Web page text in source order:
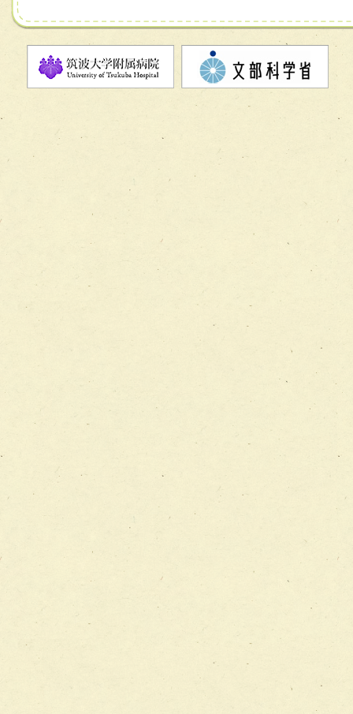
チーム07【病院職員に対する院内感染対策教育チーム】
チーム08【地域関係機関と連携した小児リハビリテーショ
チーム】
チーム09【術前から始める周術期リハビリテーションチー
チーム10【包括的リハビリテーションコンサルテーション